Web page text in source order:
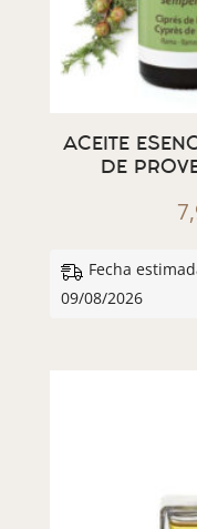
ACEITE
DE
Fecha
09/08/2026